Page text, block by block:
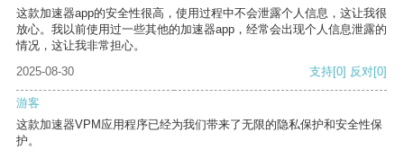
这款加速器app的安全性很高，使用过程中不会泄露个人信息，这让我很
放心。我以前使用过一些其他的加速器app，经常会出现个人信息泄露的
情况，这让我非常担心。
2025-08-30
支持[0] 反对[0]
游客
这款加速器VPM应用程序已经为我们带来了无限的隐私保护和安全性保
护。